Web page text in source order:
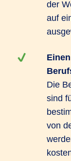
der
auf
Die
sind
von